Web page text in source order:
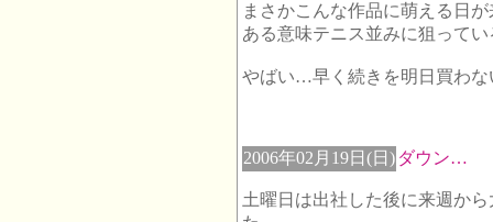
まさかこんな作品に萌える日
ある意味テニス並みに狙って
やばい…早く続きを明日買わな
2006年02月19日(日) ダウン…
土曜日は出社した後に来週か